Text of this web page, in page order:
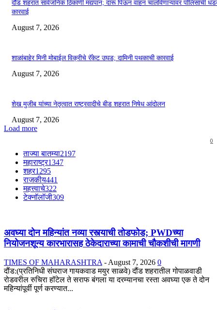
दौंड शहरात सार्वजनिक ठिकाणी मद्यपान; दारू पिऊन वाहन चालविणाऱ्यांवर पोलिसांची
कारवाई
August 7, 2026
शाळांबाहेर मिनी मोबाईल विक्रीचे रॅकेट उघड; दामिनी पथकाची कारवाई
August 7, 2026
शेख मुजीब यांच्या नेतृत्वात राष्ट्रवादीचे बीड शहरात निषेध आंदोलन
August 7, 2026
Load more
0
ताज्या बातम्या2197
महाराष्ट्र1347
शहर1295
राजकीय441
महत्त्वाचे322
टेक्नॉलॉजी309
अवघ्या दोन महिन्यांत नव्या रस्त्याची तोडफोड; PWDच्या
नियोजनशून्य कारभारासह ठेकेदाराच्या कामाची चौकशीची मागणी
TIMES OF MAHARASHTRA - August 7, 2026 0
दौंड:(प्रतिनिधी संघराज गायकवाड मयुर साळवे) दौंड शहरातील गोपाळवाडी
रोडवरील रुचिरा हॉटेल ते सराफ बंगला या दरम्यानचा रस्ता अवघ्या एक ते दोन
महिन्यांपूर्वी पूर्ण करण्यात...